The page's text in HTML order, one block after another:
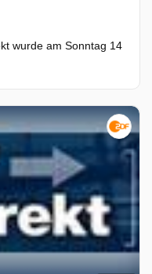
wurde am Sonntag 14